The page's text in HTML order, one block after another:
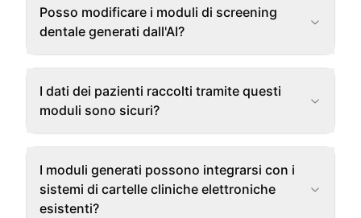
Posso modificare i moduli di screening
dentale generati dall'AI?
I dati dei pazienti raccolti tramite questi
moduli sono sicuri?
I moduli generati possono integrarsi con i
sistemi di cartelle cliniche elettroniche
esistenti?